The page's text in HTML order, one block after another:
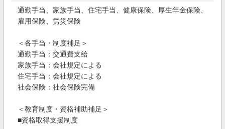
通勤手当、家族手当、住宅手当、健康保険、厚生年金保険、
雇用保険、労災保険
＜各手当・制度補足＞
通勤手当：交通費支給
家族手当：会社規定による
住宅手当：会社規定による
社会保険：社会保険完備
＜教育制度・資格補助補足＞
■資格取得支援制度